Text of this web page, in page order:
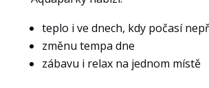
teplo i ve dnech, kdy počasí
změnu tempa dne
zábavu i relax na jednom místě